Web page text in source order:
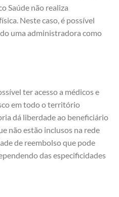
Saúde não realiza
Neste caso, é possível
uma administradora como
ter acesso a médicos e
em todo o território
dá liberdade ao beneficiário
não estão inclusos na rede
de reembolso que pode
das especificidades